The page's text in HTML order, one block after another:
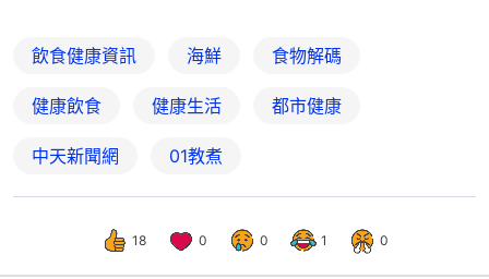
飲食健康資訊 海鮮 食物解碼
健康飲食 健康生活 都市健康
中天新聞網 01教煮
18 0 0 1 0